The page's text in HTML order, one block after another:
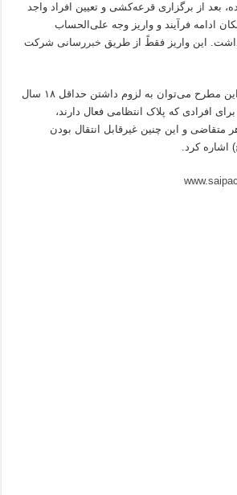
بعد از برگزاری قرعه‌کشی و تعیین افراد واجد
ادامه فرآیند و واریز وجه علی‌الحساب
این واریز فقطً از طریق خبر‌رسانی شرکت
از جمله شرایط مهم در این مطرح می‌توان به لزوم داشتن حداقل ۱۸ سال
افرادی که پلاک انتظامی فعال دارند،
متقاضی و این چنین غیرقابل انتقال بودن
اشاره کرد.